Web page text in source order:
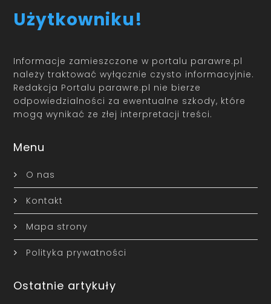
Użytkowniku!
Informacje zamieszczone w portalu parawre.pl
należy traktować wyłącznie czysto informacyjnie.
Redakcja Portalu parawre.pl nie bierze
odpowiedzialności za ewentualne szkody, które
mogą wynikać ze złej interpretacji treści.
Menu
O nas
Kontakt
Mapa strony
Polityka prywatności
Ostatnie artykuły